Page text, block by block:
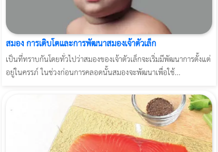
สมอง การเติบโตและการพัฒนาสมองเจ้าตัวเล็ก
เป็นที่ทราบกันโดยทั่วไปว่าสมองของเจ้าตัวเล็กจะเริ่มมีพัฒนาการตั้งแต่
อยู่ในครรภ์ ในช่วงก่อนการคลอดนั้นสมองจะพัฒนาเพื่อใช้...